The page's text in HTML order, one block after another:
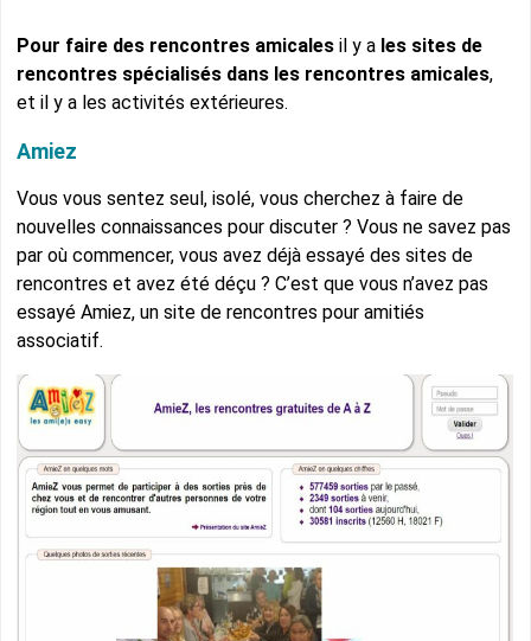
Pour faire des rencontres amicales il y a les sites de
rencontres spécialisés dans les rencontres amicales,
et il y a les activités extérieures.
Amiez
Vous vous sentez seul, isolé, vous cherchez à faire de
nouvelles connaissances pour discuter ? Vous ne savez pas
par où commencer, vous avez déjà essayé des sites de
rencontres et avez été déçu ? C’est que vous n’avez pas
essayé Amiez, un site de rencontres pour amitiés
associatif.